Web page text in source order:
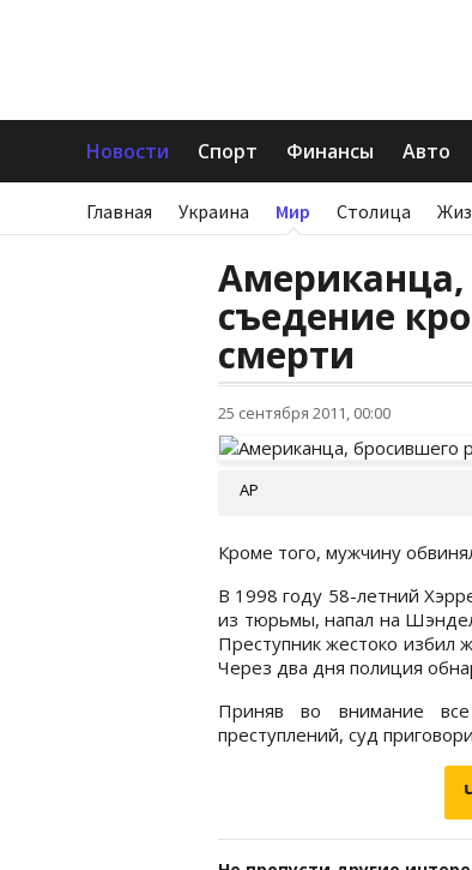
Новости Спорт Финансы Авто
Главная Украина Мир Столица
Американца,
съедение
смерти
25 сентября 2011, 00:00
АР
Кроме того, мужчину
В 1998 году 58-летний
из тюрьмы, напал на
Преступник жестоко избил
Через два дня полиция
Приняв во внимание все
преступлений, суд